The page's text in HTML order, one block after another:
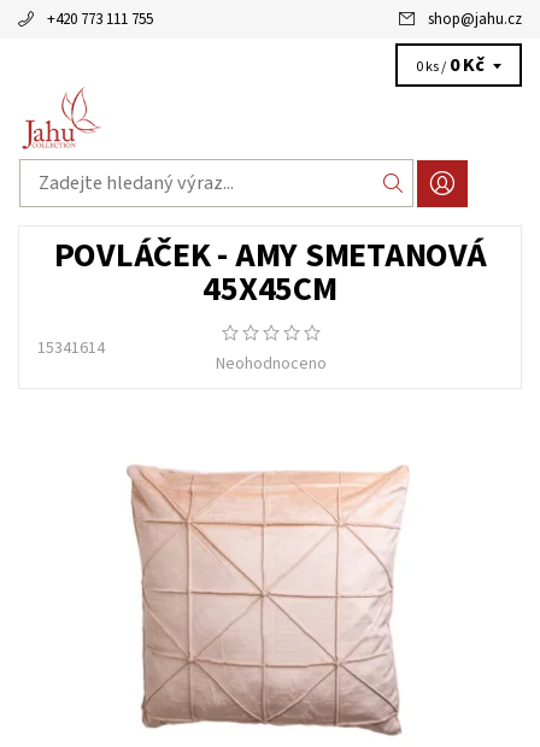
+420 773 111 755 shop@jahu.cz
0 ks / 0 Kč
POVLÁČEK - AMY SMETANOVÁ
45X45CM
15341614
Neohodnoceno